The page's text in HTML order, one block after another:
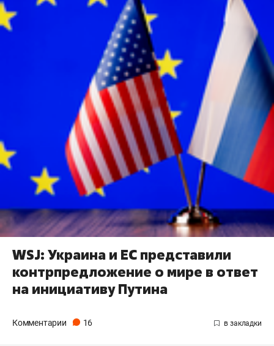
WSJ: Украина и ЕС представили
контрпредложение о мире в ответ
на инициативу Путина
Комментарии 16